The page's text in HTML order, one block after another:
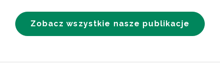
Zobacz wszystkie nasze publikacje